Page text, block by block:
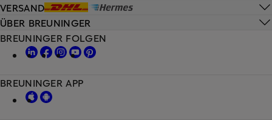
VERSAND
ÜBER BREUNINGER
BREUNINGER FOLGEN
BREUNINGER APP